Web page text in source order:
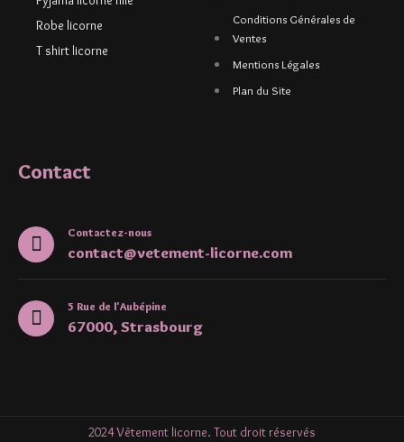
Robe licorne
T shirt licorne
Conditions Générales de
Ventes
Mentions Légales
Plan du Site
Contact
Contactez-nous
contact@vetement-licorne.com
5 Rue de l'Aubépine
67000, Strasbourg
2024 Vêtement licorne. Tout droit réservés